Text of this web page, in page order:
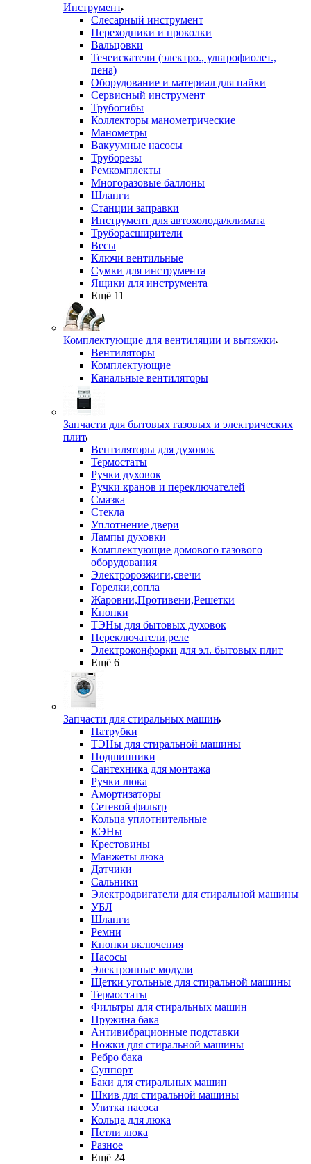
Инструмент
Слесарный инструмент
Переходники и проколки
Вальцовки
Течеискатели (электро., ультрофиолет.,
пена)
Оборудование и материал для пайки
Сервисный инструмент
Трубогибы
Коллекторы манометрические
Манометры
Вакуумные насосы
Труборезы
Ремкомплекты
Многоразовые баллоны
Шланги
Станции заправки
Инструмент для автохолода/климата
Труборасширители
Весы
Ключи вентильные
Сумки для инструмента
Ящики для инструмента
Ещё 11
Комплектующие для вентиляции и вытяжки
Вентиляторы
Комплектующие
Канальные вентиляторы
Запчасти для бытовых газовых и электрических
плит
Вентиляторы для духовок
Термостаты
Ручки духовок
Ручки кранов и переключателей
Смазка
Стекла
Уплотнение двери
Лампы духовки
Комплектующие домового газового
оборудования
Электророзжиги,свечи
Горелки,сопла
Жаровни,Противени,Решетки
Кнопки
ТЭНы для бытовых духовок
Переключатели,реле
Электроконфорки для эл. бытовых плит
Ещё 6
Запчасти для стиральных машин
Патрубки
ТЭНы для стиральной машины
Подшипники
Сантехника для монтажа
Ручки люка
Амортизаторы
Сетевой фильтр
Кольца уплотнительные
КЭНы
Крестовины
Манжеты люка
Датчики
Сальники
Электродвигатели для стиральной машины
УБЛ
Шланги
Ремни
Кнопки включения
Насосы
Электронные модули
Щетки угольные для стиральной машины
Термостаты
Фильтры для стиральных машин
Пружина бака
Антивибрационные подставки
Ножки для стиральной машины
Ребро бака
Суппорт
Баки для стиральных машин
Шкив для стиральной машины
Улитка насоса
Кольца для люка
Петли люка
Разное
Ещё 24